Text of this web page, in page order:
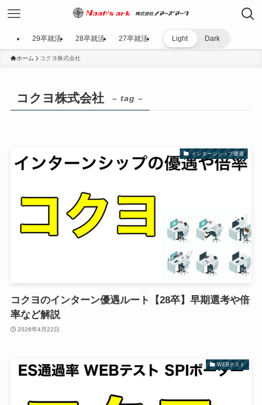
29卒就活 28卒就活 27卒就活 Light Dark
ホーム コクヨ株式会社
コクヨ株式会社 – tag –
インターンシップ優遇
コクヨのインターン優遇ルート【28卒】早期選考や倍
率など解説
2026年4月22日
WEBテスト